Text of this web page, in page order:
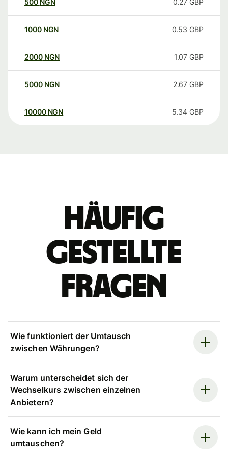
500 NGN 0.27 GBP
1000 NGN 0.53 GBP
2000 NGN 1.07 GBP
5000 NGN 2.67 GBP
10000 NGN 5.34 GBP
Häufig
gestellte
Fragen
Wie funktioniert der Umtausch
zwischen Währungen?
Warum unterscheidet sich der
Wechselkurs zwischen einzelnen
Anbietern?
Wie kann ich mein Geld
umtauschen?